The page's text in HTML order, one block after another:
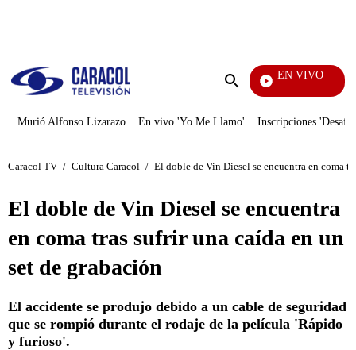
Enviar
EN VIVO
Televentas
Murió Alfonso Lizarazo En vivo 'Yo Me Llamo' Inscripciones
Caracol TV / Cultura Caracol / El doble de Vin Diesel se encuentra en coma
El doble de Vin Diesel se encuentra
en coma tras sufrir una caída en un
set de grabación
El accidente se produjo debido a un cable de seguridad
que se rompió durante el rodaje de la película 'Rápido
y furioso'.